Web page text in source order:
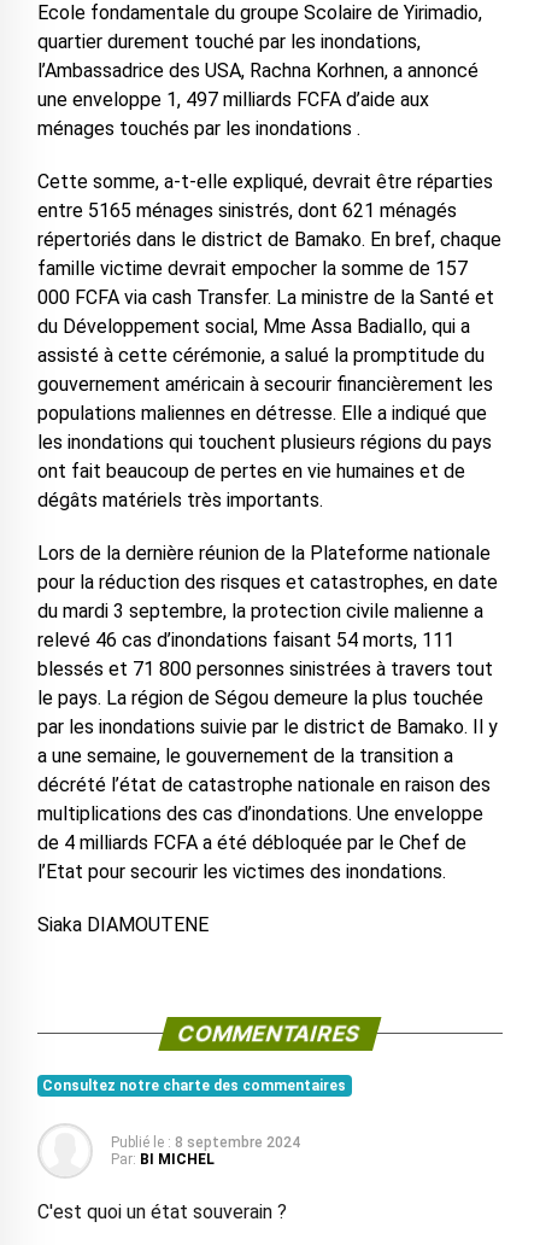
Ecole fondamentale du groupe Scolaire de Yirimadio,
quartier durement touché par les inondations,
l’Ambassadrice des USA, Rachna Korhnen, a annoncé
une enveloppe 1, 497 milliards FCFA d’aide aux
ménages touchés par les inondations .
Cette somme, a-t-elle expliqué, devrait être réparties
entre 5165 ménages sinistrés, dont 621 ménagés
répertoriés dans le district de Bamako. En bref, chaque
famille victime devrait empocher la somme de 157
000 FCFA via cash Transfer. La ministre de la Santé et
du Développement social, Mme Assa Badiallo, qui a
assisté à cette cérémonie, a salué la promptitude du
gouvernement américain à secourir financièrement les
populations maliennes en détresse. Elle a indiqué que
les inondations qui touchent plusieurs régions du pays
ont fait beaucoup de pertes en vie humaines et de
dégâts matériels très importants.
Lors de la dernière réunion de la Plateforme nationale
pour la réduction des risques et catastrophes, en date
du mardi 3 septembre, la protection civile malienne a
relevé 46 cas d’inondations faisant 54 morts, 111
blessés et 71 800 personnes sinistrées à travers tout
le pays. La région de Ségou demeure la plus touchée
par les inondations suivie par le district de Bamako. Il y
a une semaine, le gouvernement de la transition a
décrété l’état de catastrophe nationale en raison des
multiplications des cas d’inondations. Une enveloppe
de 4 milliards FCFA a été débloquée par le Chef de
l’Etat pour secourir les victimes des inondations.
Siaka DIAMOUTENE
COMMENTAIRES
Consultez notre charte des commentaires
Publié le : 8 septembre 2024
Par: BI MICHEL
C'est quoi un état souverain ?